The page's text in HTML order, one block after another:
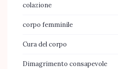
colazione
corpo femminile
Cura del corpo
Dimagrimento consapevole